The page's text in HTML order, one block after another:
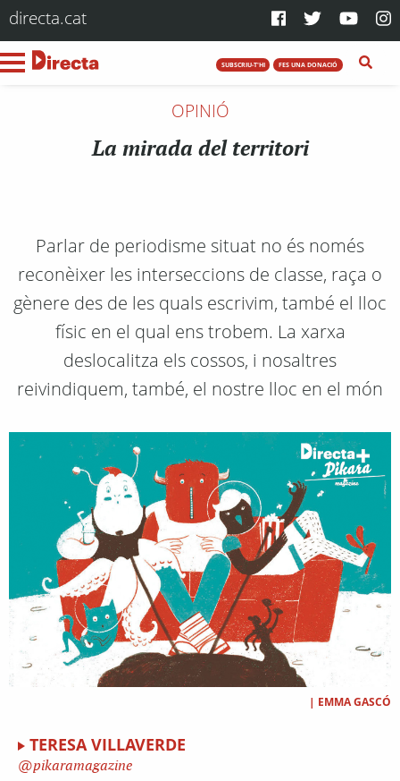
directa.cat
SUBSCRIU-T'HI FES UNA DONACIÓ
OPINIÓ
La mirada del territori
Parlar de periodisme situat no és només
reconèixer les interseccions de classe, raça o
gènere des de les quals escrivim, també el lloc
físic en el qual ens trobem. La xarxa
deslocalitza els cossos, i nosaltres
reivindiquem, també, el nostre lloc en el món
| EMMA GASCÓ
TERESA VILLAVERDE
pikaramagazine